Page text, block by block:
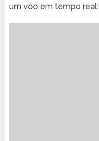
um voo em tempo real: